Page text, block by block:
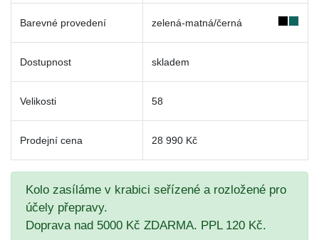
Barevné provedení zelená-matná/černá
Dostupnost skladem
Velikosti 58
Prodejní cena 28 990 Kč
Kolo zasíláme v krabici seřízené a rozložené pro
účely přepravy.
Doprava nad 5000 Kč ZDARMA. PPL 120 Kč.